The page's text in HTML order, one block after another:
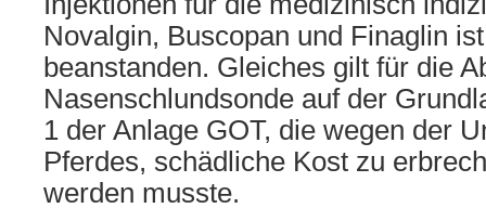
Novalgin, Buscopan und Finaglin
beanstanden. Gleiches gilt für die
Nasenschlundsonde auf der
1 der Anlage GOT, die wegen der
Pferdes, schädliche Kost zu
werden musste.